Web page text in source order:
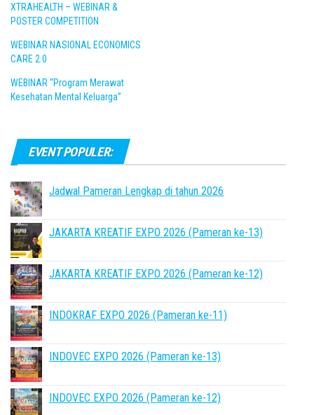
XTRAHEALTH – WEBINAR &
POSTER COMPETITION
WEBINAR NASIONAL ECONOMICS
CARE 2.0
WEBINAR “Program Merawat
Kesehatan Mental Keluarga”
EVENT POPULER:
Jadwal Pameran Lengkap di tahun 2026
JAKARTA KREATIF EXPO 2026 (Pameran ke-13)
JAKARTA KREATIF EXPO 2026 (Pameran ke-12)
INDOKRAF EXPO 2026 (Pameran ke-11)
INDOVEC EXPO 2026 (Pameran ke-13)
INDOVEC EXPO 2026 (Pameran ke-12)